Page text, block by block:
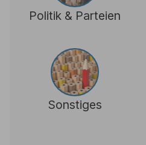
Politik & Parteien
Sonstiges